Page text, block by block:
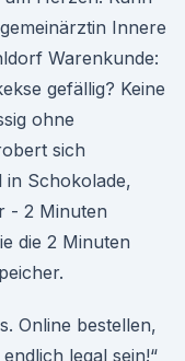
Innere
Warenkunde:
gefällig? Keine
ohne
sich
in Schokolade,
- 2 Minuten
die 2 Minuten
Online bestellen,
legal sein!“